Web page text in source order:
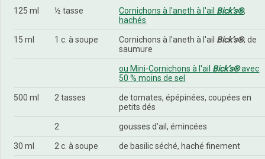
125 ml ½ tasse Cornichons à l'aneth à l'ail Bick’s®,
hachés
15 ml 1 c. à soupe Cornichons à l'aneth à l'ail Bick’s®, de
saumure
ou Mini-Cornichons à l'ail Bick’s®avec
50 % moins de sel
500 ml 2 tasses
de tomates, épépinées, coupées en
petits dés
2 gousses d’ail, émincées
30 ml 2 c. à soupe de basilic séché, haché finement